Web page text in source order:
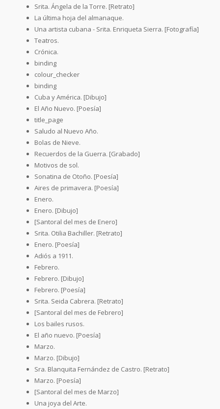
Srita. Ángela de la Torre. [Retrato]
La última hoja del almanaque.
Una artista cubana - Srita. Enriqueta Sierra. [Fotografía]
Teatros.
Crónica.
binding
colour_checker
binding
Cuba y América. [Dibujo]
El Año Nuevo. [Poesía]
title_page
Saludo al Nuevo Año.
Bolas de Nieve.
Recuerdos de la Guerra. [Grabado]
Motivos de sol.
Sonatina de Otoño. [Poesía]
Aires de primavera. [Poesía]
Enero.
Enero. [Dibujo]
[Santoral del mes de Enero]
Srita. Otilia Bachiller. [Retrato]
Enero. [Poesía]
Adiós a 1911.
Febrero.
Febrero. [Dibujo]
Febrero. [Poesía]
Srita. Seida Cabrera. [Retrato]
[Santoral del mes de Febrero]
Los bailes rusos.
El año nuevo. [Poesía]
Marzo.
Marzo. [Dibujo]
Sra. Blanquita Fernández de Castro. [Retrato]
Marzo. [Poesía]
[Santoral del mes de Marzo]
Una joya del Arte.